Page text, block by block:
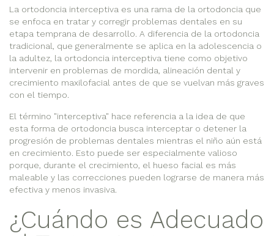
La ortodoncia interceptiva es una rama de la ortodoncia que
se enfoca en tratar y corregir problemas dentales en su
etapa temprana de desarrollo. A diferencia de la ortodoncia
tradicional, que generalmente se aplica en la adolescencia o
la adultez, la ortodoncia interceptiva tiene como objetivo
intervenir en problemas de mordida, alineación dental y
crecimiento maxilofacial antes de que se vuelvan más graves
con el tiempo.
El término "interceptiva" hace referencia a la idea de que
esta forma de ortodoncia busca interceptar o detener la
progresión de problemas dentales mientras el niño aún está
en crecimiento. Esto puede ser especialmente valioso
porque, durante el crecimiento, el hueso facial es más
maleable y las correcciones pueden lograrse de manera más
efectiva y menos invasiva.
¿Cuándo es Adecuado